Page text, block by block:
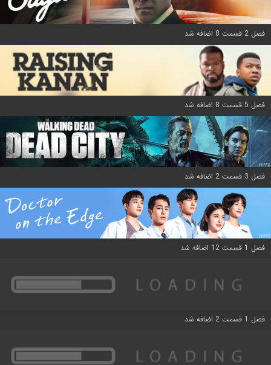
فصل 2 قسمت 8 اضافه شد
فصل 5 قسمت 8 اضافه شد
فصل 3 قسمت 2 اضافه شد
فصل 1 قسمت 12 اضافه شد
فصل 1 قسمت 2 اضافه شد